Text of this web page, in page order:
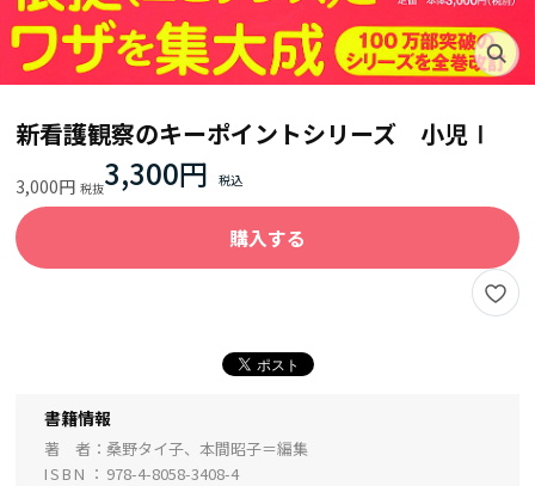
新看護観察のキーポイントシリーズ 小児Ⅰ
3,000円 3,300円
購入する
書籍情報
著 者
桑野タイ子、本間昭子＝編集
ISBN
978-4-8058-3408-4